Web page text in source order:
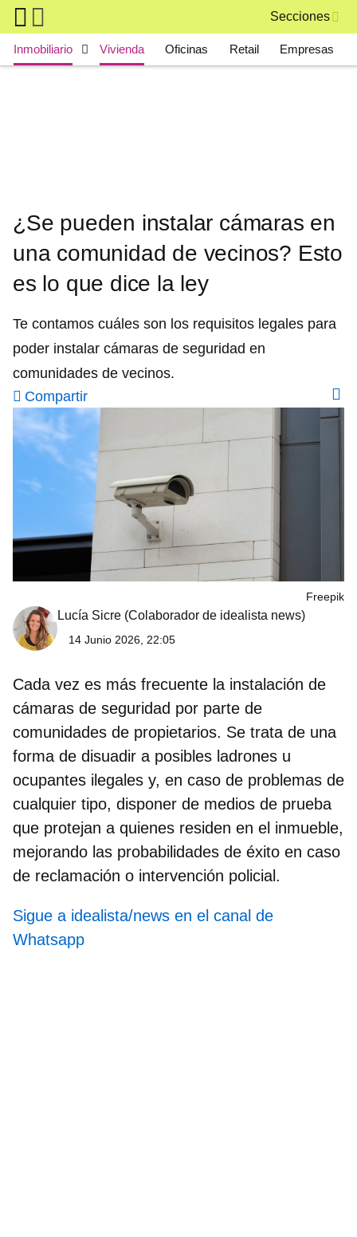
Skip to main content
Secciones
Main navigation
Inmobiliario Vivienda Oficinas Retail Empresas
¿Se pueden instalar cámaras en
una comunidad de vecinos? Esto
es lo que dice la ley
Te contamos cuáles son los requisitos legales para
poder instalar cámaras de seguridad en
comunidades de vecinos.
Compartir
Freepik
Lucía Sicre (Colaborador de idealista news)
14 Junio 2026, 22:05
Cada vez es más frecuente la instalación de
cámaras de seguridad por parte de
comunidades de propietarios. Se trata de una
forma de disuadir a posibles ladrones u
ocupantes ilegales y, en caso de problemas de
cualquier tipo, disponer de medios de prueba
que protejan a quienes residen en el inmueble,
mejorando las probabilidades de éxito en caso
de reclamación o intervención policial.
Sigue a idealista/news en el canal de
Whatsapp